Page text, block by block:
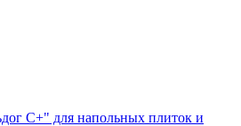
С+" для напольных плиток и